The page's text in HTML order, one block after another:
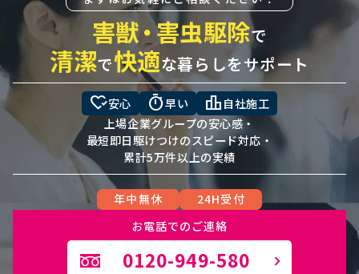
害獣・害虫駆除で
清潔で快適な暮らしをサポート
heart_check安心 timer早い leaderboard 自社施工
上場企業グループの安心感・
最短即日駆けつけのスピード対応・
累計5万件以上の実績
年中無休
24H受付
お電話でのご連絡
0120-949-580